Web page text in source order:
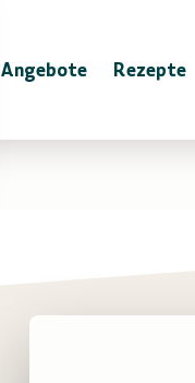
Angebote Rezepte